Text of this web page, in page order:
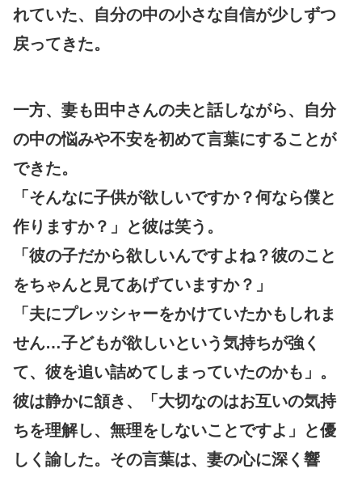
れていた、自分の中の小さな自信が少しずつ
戻ってきた。
一方、妻も田中さんの夫と話しながら、自分
の中の悩みや不安を初めて言葉にすることが
できた。
「そんなに子供が欲しいですか？何なら僕と
作りますか？」と彼は笑う。
「彼の子だから欲しいんですよね？彼のこと
をちゃんと見てあげていますか？」
「夫にプレッシャーをかけていたかもしれま
せん…子どもが欲しいという気持ちが強く
て、彼を追い詰めてしまっていたのかも」。
彼は静かに頷き、「大切なのはお互いの気持
ちを理解し、無理をしないことですよ」と優
しく諭した。その言葉は、妻の心に深く響